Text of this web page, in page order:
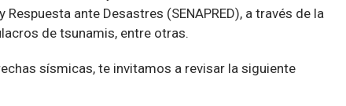
ante Desastres (SENAPRED), a través de la
de tsunamis, entre otras.
sísmicas, te invitamos a revisar la siguiente